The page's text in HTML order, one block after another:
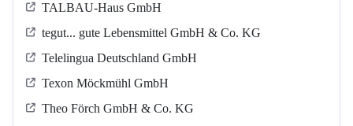
TALBAU-Haus GmbH
tegut... gute Lebensmittel GmbH & Co. KG
Telelingua Deutschland GmbH
Texon Möckmühl GmbH
Theo Förch GmbH & Co. KG